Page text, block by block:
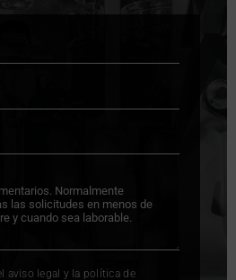
aviso legal y la política de